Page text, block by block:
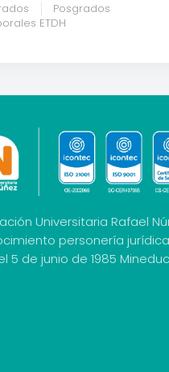
Posgrados
ETDH
Universitaria Rafael
personería
5 de junio de 1985